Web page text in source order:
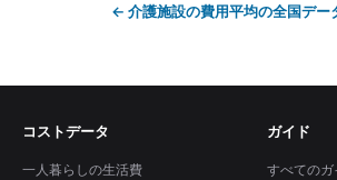
← 介護施設の費用平均の全国デー
コストデータ
一人暮らしの生活費
ガイド
すべてのガ